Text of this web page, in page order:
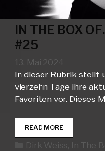
IN THE BOX
#25
13. Mai 2024
In dieser Rubrik stellt
vierzehn Tage ihre
Favoriten vor. Dieses
READ MOREIN
THE
BOX
Kategorien
Dirk Weiss, In The